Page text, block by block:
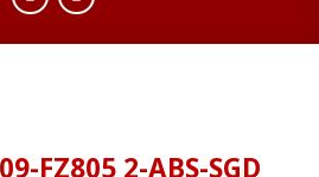
FZ805 2-ABS-SGD